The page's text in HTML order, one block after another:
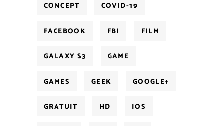
CONCEPT COVID-19
FACEBOOK FBI FILM
GALAXY S3 GAME
GAMES GEEK GOOGLE+
GRATUIT HD IOS